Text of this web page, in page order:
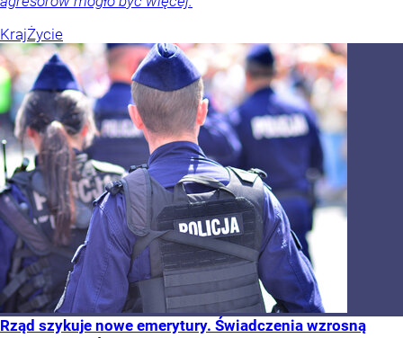
KrajŻycie
Rząd szykuje nowe emerytury. Świadczenia wzrosną